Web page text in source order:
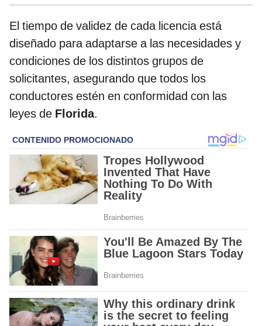
El tiempo de validez de cada licencia está
diseñado para adaptarse a las necesidades y
condiciones de los distintos grupos de
solicitantes, asegurando que todos los
conductores estén en conformidad con las
leyes de Florida.